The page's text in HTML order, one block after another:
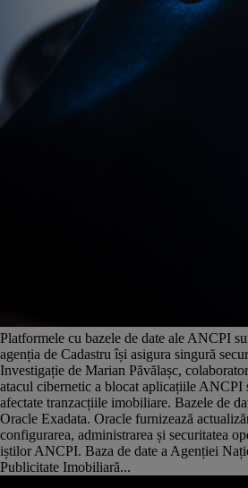
Platformele cu bazele de date ale ANCPI
agenția de Cadastru își asigura singură
Investigație de Marian Păvălașc,
atacul cibernetic a blocat aplicațiile ANCPI
afectate tranzacțiile imobiliare. Bazele de
Oracle Exadata. Oracle furnizează
configurarea, administrarea și securitatea
iștilor ANCPI. Baza de date a Agenției
Publicitate Imobiliară...